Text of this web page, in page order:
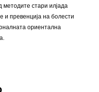
методите стари илјада
и превенција на болести
ориентална